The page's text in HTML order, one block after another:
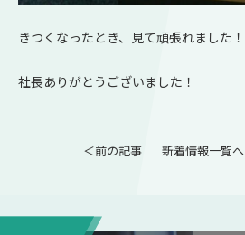
きつくなったとき、見て頑張れました！
社長ありがとうございました！
＜前の記事 新着情報一覧へ